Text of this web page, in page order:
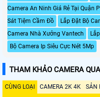
Camera An Ninh Giá Rẻ Tại Quận
Sát Tiệm Cầm Đồ
Lắp Đặt Bộ
Camera Nhà Xưởng Vantech
Bộ Camera Ip Siêu Cực Nét 5Mp
THAM KHẢO CAMERA
CÙNG LOẠI CAMERA 2K 4K SẢN